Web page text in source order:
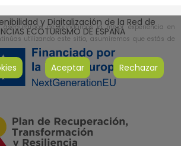
y Digitalización de la Red de
ECOTURISMO DE ESPAÑA
asegurarnos de brindarnos la mejor experiencia en
utilizando este sitio, asumiremos que estás de
Aceptar Rechazar